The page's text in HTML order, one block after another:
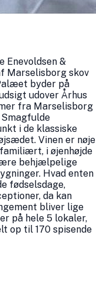
&
Marselisborg skov
byder på
udover Århus
fra Marselisborg
i de klassiske
Vinen er nøje
i øjenhøjde
behjælpelige
Hvad enten
fødselsdage,
da kan
bliver lige
på hele 5 lokaler,
op til 170 spisende